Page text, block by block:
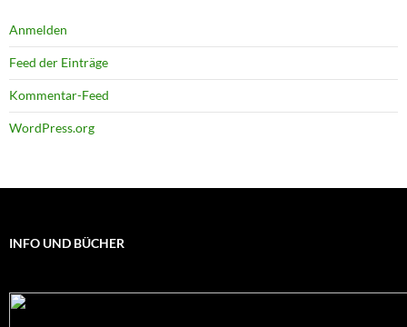
Anmelden
Feed der Einträge
Kommentar-Feed
WordPress.org
INFO UND BÜCHER